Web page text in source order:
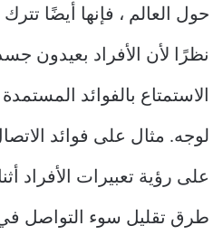
حول العالم ، فإنها أيضًا
نظرًا لأن الأفراد بعيدون
الاستمتاع بالفوائد
لوجه. مثال على فوائد
على رؤية تعبيرات الأفراد
طرق تقليل سوء التواصل